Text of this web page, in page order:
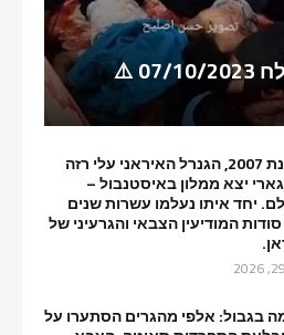
⚠️
בשנת 2007, הגנרל האיראני עלי רזה
יצא ממלון באיסטנבול –
יחד איתו נעלמו עשרות שנים
המודיעין הצבאי והגרעיני של
בגבול: אלפי מהגרים הסתערו על